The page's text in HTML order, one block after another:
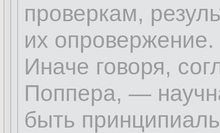
проверкам,
их опровержение.
Иначе говоря,
Поппера, —
быть